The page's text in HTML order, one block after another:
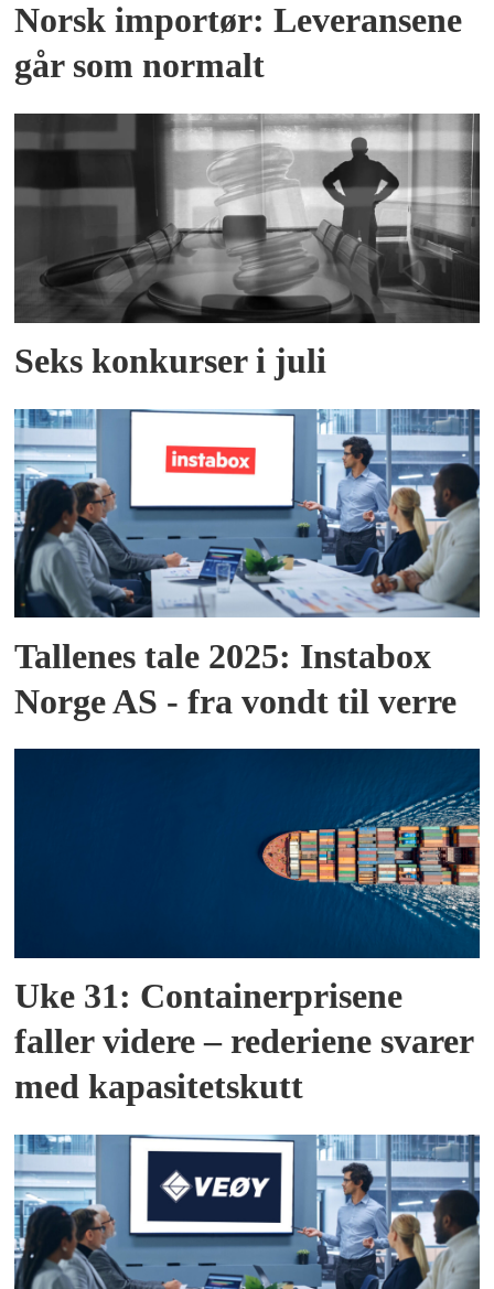
Norsk importør: Leveransene
går som normalt
Seks konkurser i juli
Tallenes tale 2025: Instabox
Norge AS - fra vondt til verre
Uke 31: Containerprisene
faller videre – rederiene svarer
med kapasitetskutt